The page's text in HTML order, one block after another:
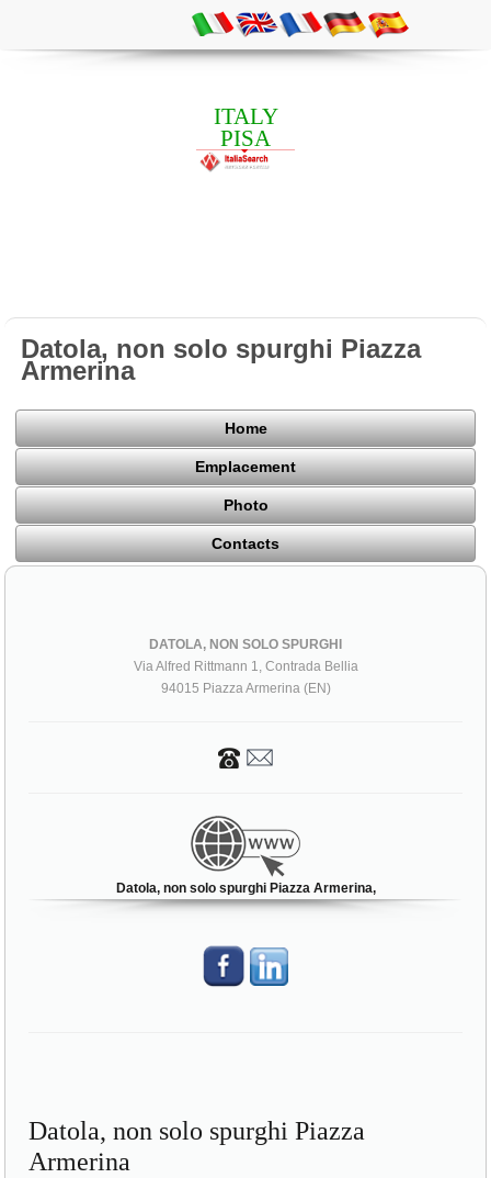
ITALY
PISA
Datola, non solo spurghi Piazza
Armerina
Home
Emplacement
Photo
Contacts
DATOLA, NON SOLO SPURGHI
Via Alfred Rittmann 1, Contrada Bellia
94015 Piazza Armerina (EN)
Datola, non solo spurghi Piazza Armerina,
Datola, non solo spurghi Piazza
Armerina